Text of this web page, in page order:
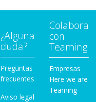
¿Alguna
duda?
Preguntas
frecuentes
Aviso legal
Colabora
con
Teaming
Empresas
Here we are
Teaming